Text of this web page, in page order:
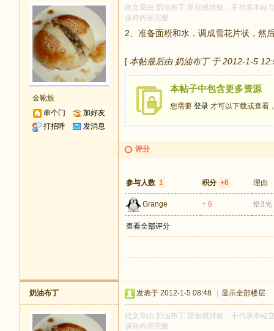
金靴族
串个门
加好友
打招呼
发消息
此文章由 奶油布丁 原创或转贴，不代表本站
保持内容完整
2、准备面粉和水，调成雪花片状，然
[ 本帖最后由 奶油布丁 于 2012-1-5
本帖子中包含更多资源
您需要 登录 才可以下载或查看
评分
参与人数 1 积分 +6 理由
Grange + 6 给3光
查看全部评分
奶油布丁 发表于 2012-1-5 08:48 显示全部楼层
此文章由 奶油布丁 原创或转贴，不代表本站
保持内容完整